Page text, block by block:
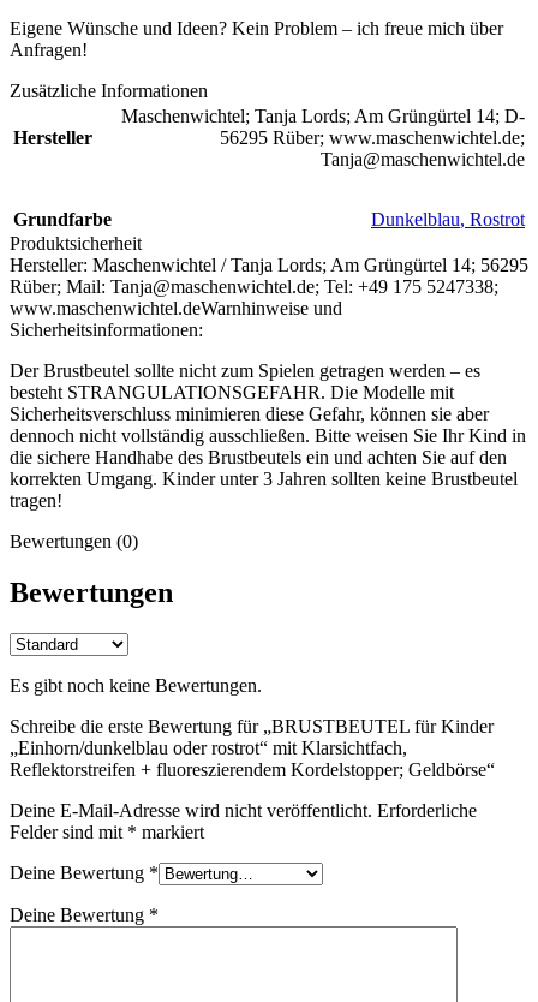
Eigene Wünsche und Ideen? Kein Problem – ich freue mich über
Anfragen!
Zusätzliche Informationen
Hersteller
Maschenwichtel; Tanja Lords; Am Grüngürtel 14; D-
56295 Rüber; www.maschenwichtel.de;
Tanja@maschenwichtel.de
Grundfarbe Dunkelblau, Rostrot
Produktsicherheit
Hersteller: Maschenwichtel / Tanja Lords; Am Grüngürtel 14; 56295
Rüber; Mail: Tanja@maschenwichtel.de; Tel: +49 175 5247338;
www.maschenwichtel.deWarnhinweise und
Sicherheitsinformationen:
Der Brustbeutel sollte nicht zum Spielen getragen werden – es
besteht STRANGULATIONSGEFAHR. Die Modelle mit
Sicherheitsverschluss minimieren diese Gefahr, können sie aber
dennoch nicht vollständig ausschließen. Bitte weisen Sie Ihr Kind in
die sichere Handhabe des Brustbeutels ein und achten Sie auf den
korrekten Umgang. Kinder unter 3 Jahren sollten keine Brustbeutel
tragen!
Bewertungen (0)
Bewertungen
Es gibt noch keine Bewertungen.
Schreibe die erste Bewertung für „BRUSTBEUTEL für Kinder
„Einhorn/dunkelblau oder rostrot“ mit Klarsichtfach,
Reflektorstreifen + fluoreszierendem Kordelstopper; Geldbörse“
Deine E-Mail-Adresse wird nicht veröffentlicht. Erforderliche
Felder sind mit * markiert
Deine Bewertung *
Deine Bewertung *